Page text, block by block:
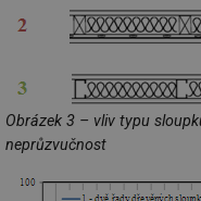
Obrázek 3 – vliv typu
neprůzvučnost